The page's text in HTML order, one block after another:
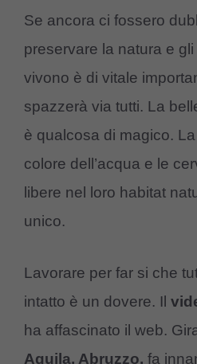
Se ancora ci fossero
preservare la natura e
vivono è di vitale
spazzerà via tutti. La
è qualcosa di magico.
colore dell’acqua e le
libere nel loro habitat
unico.
Lavorare per far si che
intatto è un dovere. Il
ha affascinato il web.
Aquila, Abruzzo, fa